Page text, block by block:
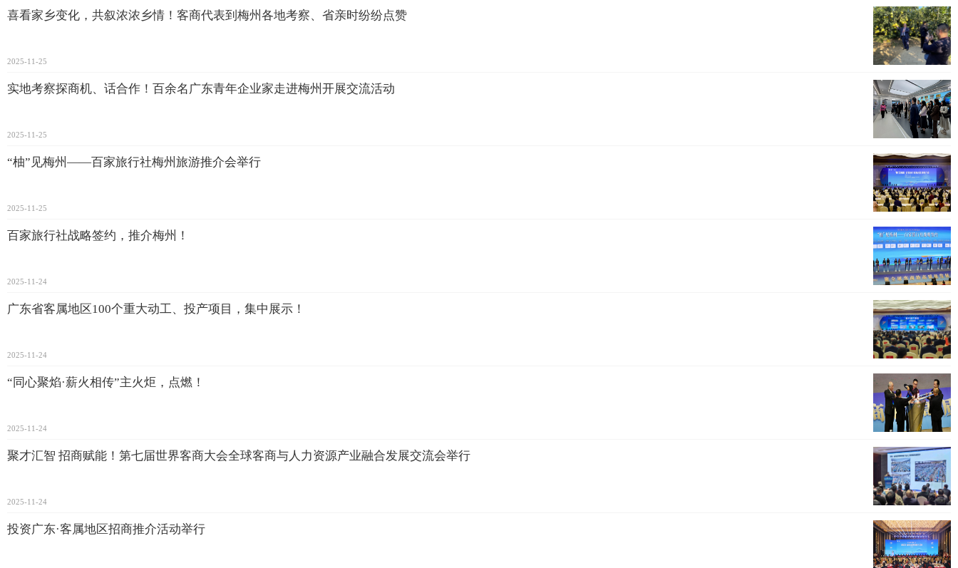
喜看家乡变化，共叙浓浓乡情！客商代表到梅州各地考察、省亲时纷纷点赞
2025-11-25
实地考察探商机、话合作！百余名广东青年企业家走进梅州开展交流活动
2025-11-25
“柚”见梅州——百家旅行社梅州旅游推介会举行
2025-11-25
百家旅行社战略签约，推介梅州！
2025-11-24
广东省客属地区100个重大动工、投产项目，集中展示！
2025-11-24
“同心聚焰·薪火相传”主火炬，点燃！
2025-11-24
聚才汇智 招商赋能！第七届世界客商大会全球客商与人力资源产业融合发展交流会举行
2025-11-24
投资广东·客属地区招商推介活动举行